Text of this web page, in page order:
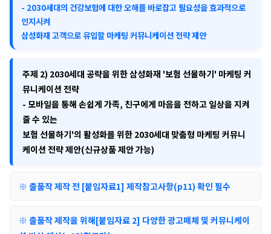
- 2030세대의 건강보험에 대한 오해를 바로잡고 필요성을 효과적으로
인지시켜
삼성화재 고객으로 유입할 마케팅 커뮤니케이션 전략 제안
주제 2) 2030세대 공략을 위한 삼성화재 '보험 선물하기' 마케팅 커
뮤니케이션 전략
- 모바일을 통해 손쉽게 가족, 친구에게 마음을 전하고 일상을 지켜
줄 수 있는
보험 선물하기'의 활성화를 위한 2030세대 맞춤형 마케팅 커뮤니
케이션 전략 제안(신규상품 제안 가능)
※ 출품작 제작 전 [붙임자료1] 제작참고사항(p11) 확인 필수
※ 출품작 제작을 위해[붙임자료 2] 다양한 광고매체 및 커뮤니케이